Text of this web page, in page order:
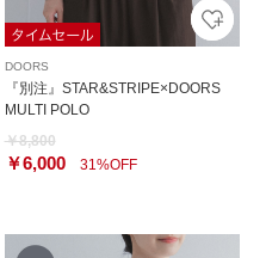
DOORS
『別注』STAR&STRIPE×DOORS
MULTI POLO
￥8,800
￥6,00031%OFF